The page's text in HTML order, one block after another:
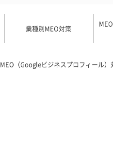
業種別MEO対策
MEO（Googleビジネスプロフィール